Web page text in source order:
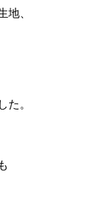
地、
た。